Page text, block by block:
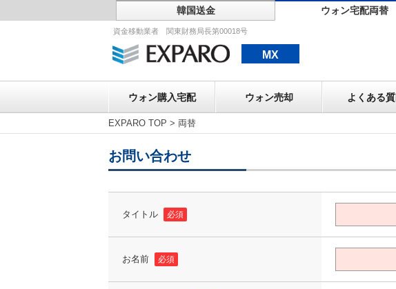
韓国送金 ウォン宅配両替
資金移動業者 関東財務局長第00018号
MX
ウォン購入宅配 ウォン売却 よくある
ウォン売却
EXPARO TOP > 両替
お問い合わせ
タイトル 必須
お名前 必須